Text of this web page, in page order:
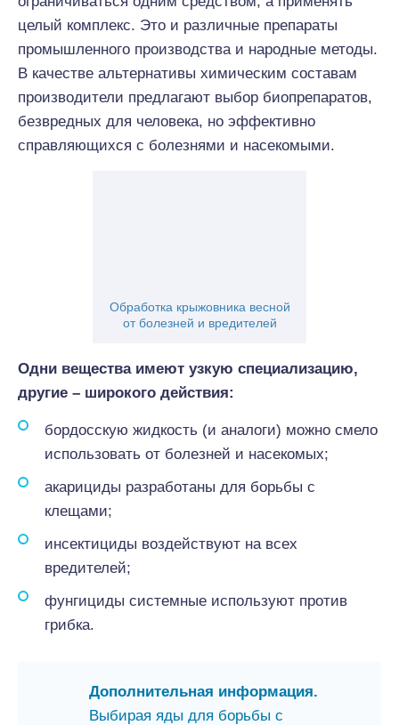
целый комплекс. Это и различные препараты
промышленного производства и народные методы.
В качестве альтернативы химическим составам
производители предлагают выбор биопрепаратов,
безвредных для человека, но эффективно
справляющихся с болезнями и насекомыми.
Обработка крыжовника весной
от болезней и вредителей
Одни вещества имеют узкую специализацию,
другие – широкого действия:
бордосскую жидкость (и аналоги) можно смело
использовать от болезней и насекомых;
акарициды разработаны для борьбы с
клещами;
инсектициды воздействуют на всех
вредителей;
фунгициды системные используют против
грибка.
Дополнительная информация.
Выбирая яды для борьбы с